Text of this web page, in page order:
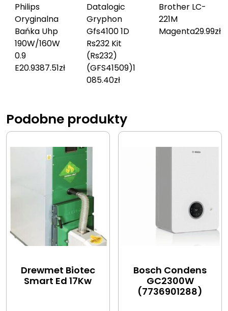
Philips
Oryginalna
Bańka Uhp
190W/160W
0.9
E20.9387.51zł
Datalogic
Gryphon
Gfs4100 1D
Rs232 Kit
(Rs232)
(GFS41509)1
085.40zł
Brother LC-
221M
Magenta29.99zł
Podobne produkty
Drewmet Biotec
Smart Ed 17Kw
Bosch Condens
GC2300W
(7736901288)